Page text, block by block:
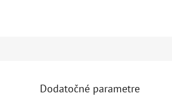
Dodatočné parametre